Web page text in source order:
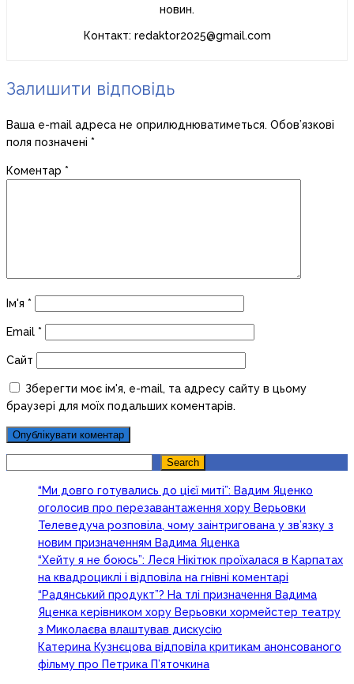
новин.
Контакт: redaktor2025@gmail.com
Залишити відповідь
Ваша e-mail адреса не оприлюднюватиметься. Обов’язкові
поля позначені *
Коментар *
Ім'я *
Email *
Сайт
Зберегти моє ім'я, e-mail, та адресу сайту в цьому
браузері для моїх подальших коментарів.
Search
“Ми довго готувались до цієї миті”: Вадим Яценко
оголосив про перезавантаження хору Верьовки
Телеведуча розповіла, чому заінтригована у зв’язку з
новим призначенням Вадима Яценка
“Хейту я не боюсь”: Леся Нікітюк проїхалася в Карпатах
на квадроциклі і відповіла на гнівні коментарі
“Радянський продукт”? На тлі призначення Вадима
Яценка керівником хору Верьовки хормейстер театру
з Миколаєва влаштував дискусію
Катерина Кузнєцова відповіла критикам анонсованого
фільму про Петрика П’яточкина